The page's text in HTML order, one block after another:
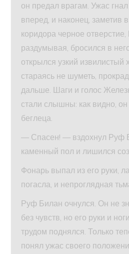
он предал врагам. Ужас
вперед, и наконец, заметив
коридора черное
раздумывая, бросился в
открылся узкий
стараясь не шуметь,
дальше. Шаги и голос
стали слышны: как видно,
беглеца.
— Спасен! — вздохнул Руф
каменный пол и лишился
Фонарь выпал из его руки,
погасла, и непроглядная
Руф Билан очнулся. Он не
без чувств, но его руки и
трудом поднялся. Только
понял ужас своего